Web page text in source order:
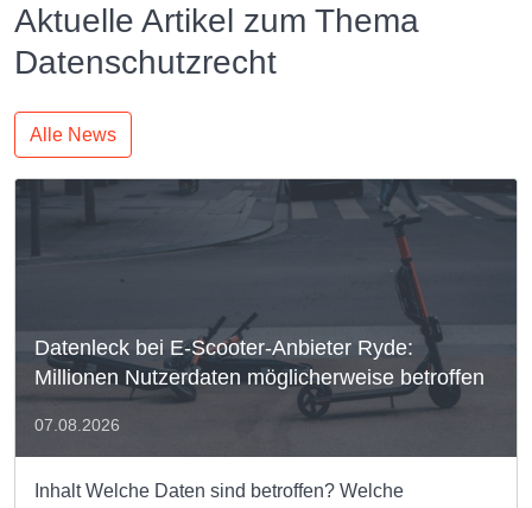
Aktuelle Artikel zum Thema
Datenschutzrecht
Alle News
Datenleck bei E-Scooter-Anbieter Ryde:
Millionen Nutzerdaten möglicherweise betroffen
07.08.2026
Inhalt Welche Daten sind betroffen? Welche